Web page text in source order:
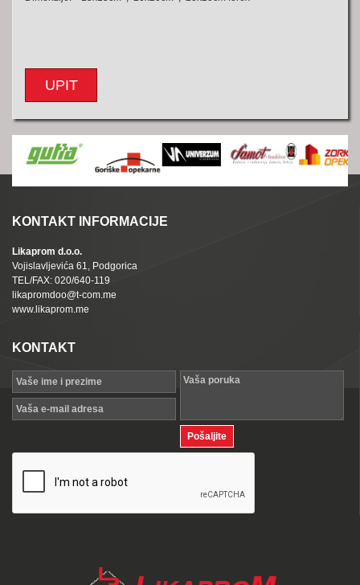
UPIT
KONTAKT INFORMACIJE
Likaprom d.o.o.
Vojislavljevića 61, Podgorica
TEL/FAX: 020/640-119
likapromdoo@t-com.me
www.likaprom.me
KONTAKT